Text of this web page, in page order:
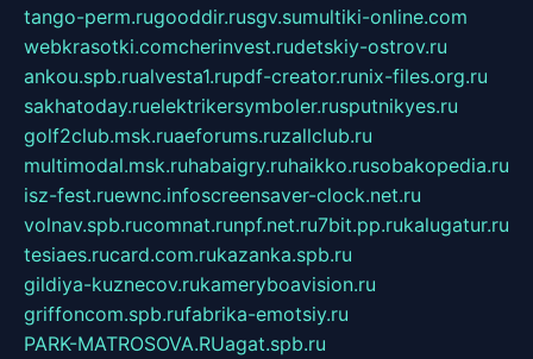
tango-perm.rugooddir.rusgv.sumultiki-online.com
webkrasotki.comcherinvest.rudetskiy-ostrov.ru
ankou.spb.rualvesta1.rupdf-creator.runix-files.org.ru
sakhatoday.ruelektrikersymboler.rusputnikyes.ru
golf2club.msk.ruaeforums.ruzallclub.ru
multimodal.msk.ruhabaigry.ruhaikko.rusobakopedia.ru
isz-fest.ruewnc.infoscreensaver-clock.net.ru
volnav.spb.rucomnat.runpf.net.ru7bit.pp.rukalugatur.ru
tesiaes.rucard.com.rukazanka.spb.ru
gildiya-kuznecov.rukameryboavision.ru
griffoncom.spb.rufabrika-emotsiy.ru
PARK-MATROSOVA.RUagat.spb.ru